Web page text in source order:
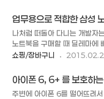
하지 않으며 리디북스 전용기
고나도 잘 온다는 삼성 애니카
보았다. 우리나라에 각종 물건
험견적을 비교해주는 사이트
니면서 견적을 확인해야 했는
보험 보장 한도라면 가격을 공
다. 아래 내역은 삼성애니카 다
( 차종은 2015년형 아반떼, 에
업무용으로 적합한 삼
나처럼 떠돌아 다니는 개발자
노트북을 구매할 때 딜레마에
무게도 같이 얻을 것인가? 아
다. 조금이라도 어렸을 때라면
겠는데 점점 나이가 들어갈 수
크게 와 닿는다. ( 요즘 노트북
쇼핑/장바구니
아이폰 6, 6+ 를 보호
Crash Guard
주변에 아이폰 6를 떨어뜨려